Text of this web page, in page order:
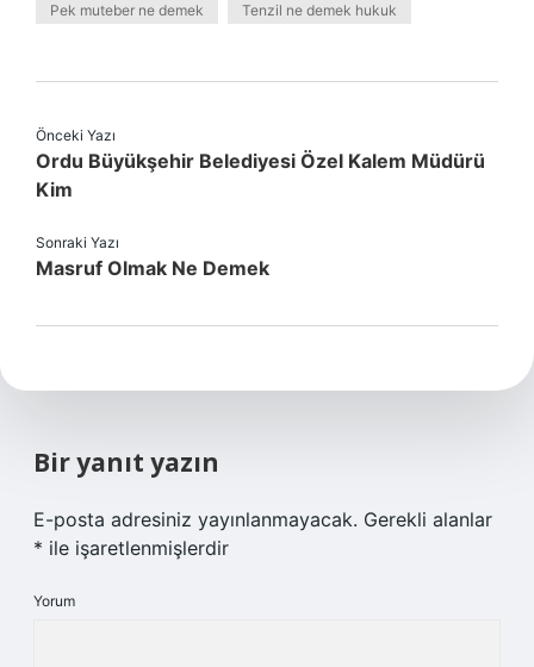
Pek muteber ne demek Tenzil ne demek hukuk
Önceki Yazı
Ordu Büyükşehir Belediyesi Özel Kalem Müdürü
Kim
Sonraki Yazı
Masruf Olmak Ne Demek
Bir yanıt yazın
E-posta adresiniz yayınlanmayacak. Gerekli alanlar
* ile işaretlenmişlerdir
Yorum